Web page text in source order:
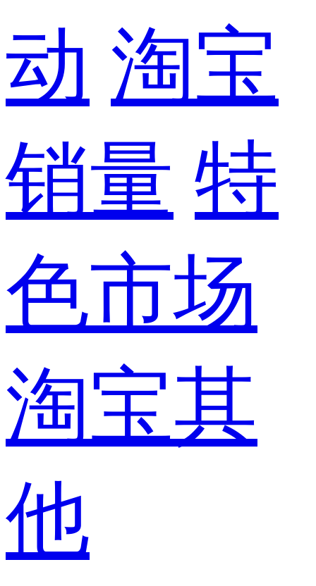
动 淘宝
销量 特
色市场
淘宝其
他